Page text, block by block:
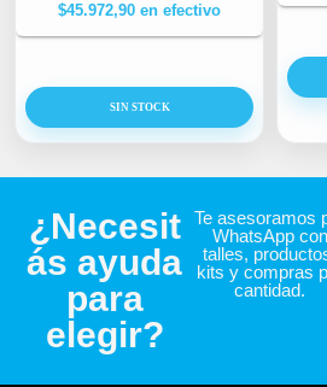
$45.972,90 en efectivo
SIN STOCK
¿Necesit
ás ayuda
para
elegir?
Te asesoramos
WhatsApp con
talles,
kits y compras
cantidad.